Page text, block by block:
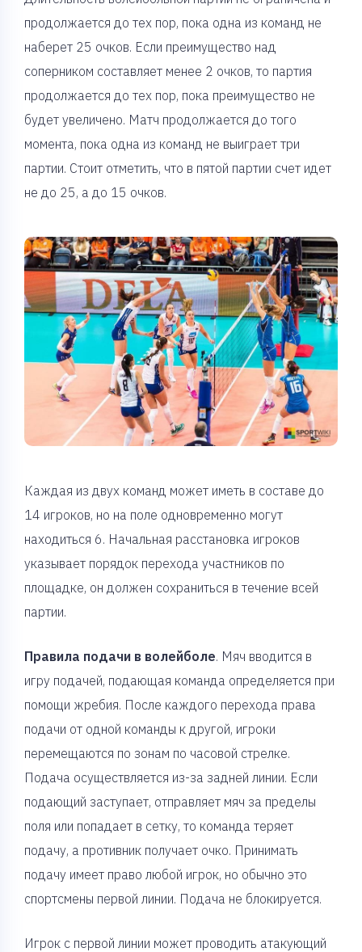
продолжается до тех пор, пока одна из команд не
наберет 25 очков. Если преимущество над
соперником составляет менее 2 очков, то партия
продолжается до тех пор, пока преимущество не
будет увеличено. Матч продолжается до того
момента, пока одна из команд не выиграет три
партии. Стоит отметить, что в пятой партии счет идет
не до 25, а до 15 очков.
Каждая из двух команд может иметь в составе до
14 игроков, но на поле одновременно могут
находиться 6. Начальная расстановка игроков
указывает порядок перехода участников по
площадке, он должен сохраниться в течение всей
партии.
Правила подачи в волейболе. Мяч вводится в
игру подачей, подающая команда определяется при
помощи жребия. После каждого перехода права
подачи от одной команды к другой, игроки
перемещаются по зонам по часовой стрелке.
Подача осуществляется из-за задней линии. Если
подающий заступает, отправляет мяч за пределы
поля или попадает в сетку, то команда теряет
подачу, а противник получает очко. Принимать
подачу имеет право любой игрок, но обычно это
спортсмены первой линии. Подача не блокируется.
Игрок с первой линии может проводить атакующий